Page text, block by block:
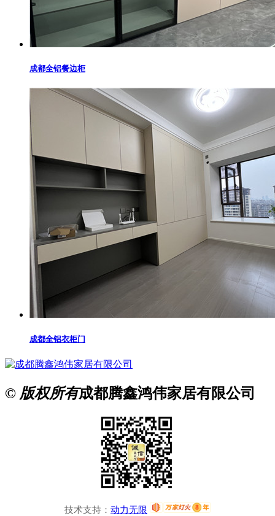
成都全铝餐边柜
成都全铝衣柜门
© 版权所有成都腾鑫鸿伟家居有限公司
技术支持： 动力无限